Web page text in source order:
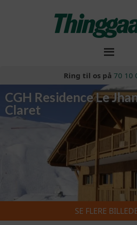
Ring til os på 70 10
CGH Residence Le
Claret
SE FLERE
CGH Residence Le Jhana**** –